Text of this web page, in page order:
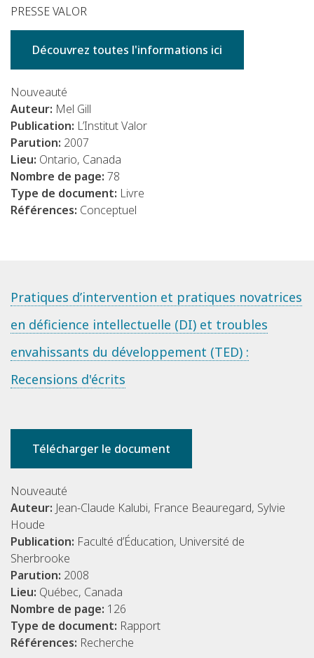
PRESSE VALOR
Découvrez toutes l'informations ici
Nouveauté
Auteur: Mel Gill
Publication: L’Institut Valor
Parution: 2007
Lieu: Ontario, Canada
Nombre de page: 78
Type de document: Livre
Références: Conceptuel
Pratiques d’intervention et pratiques novatrices
en déficience intellectuelle (DI) et troubles
envahissants du développement (TED) :
Recensions d'écrits
Télécharger le document
Nouveauté
Auteur: Jean-Claude Kalubi, France Beauregard, Sylvie
Houde
Publication: Faculté d’Éducation, Université de
Sherbrooke
Parution: 2008
Lieu: Québec, Canada
Nombre de page: 126
Type de document: Rapport
Références: Recherche